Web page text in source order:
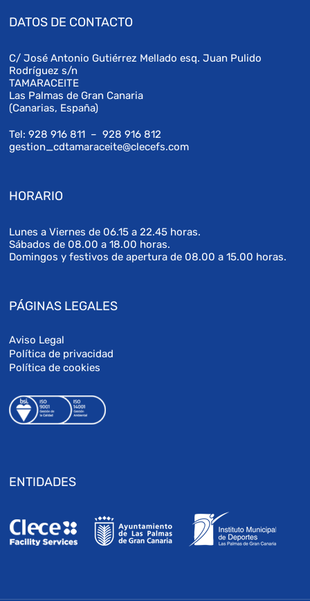
DATOS DE CONTACTO
C/ José Antonio Gutiérrez Mellado esq. Juan Pulido
Rodríguez s/n
TAMARACEITE
Las Palmas de Gran Canaria
(Canarias, España)
Tel: 928 916 811 – 928 916 812
gestion_cdtamaraceite@clecefs.com
HORARIO
Lunes a Viernes de 06.15 a 22.45 horas.
Sábados de 08.00 a 18.00 horas.
Domingos y festivos de apertura de 08.00 a 15.00 horas.
PÁGINAS LEGALES
Aviso Legal
Política de privacidad
Política de cookies
ENTIDADES